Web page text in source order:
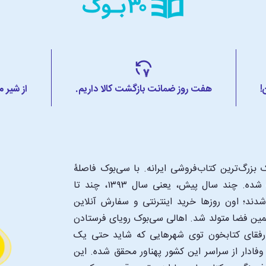
هفت روز ضمانت بازگشت کالا داریم. از
کتاب‌فروشی ایرانه. با سی‌بوک فاصلۀ
شما تا یک کتابفروشی بزرگ و پروپیمون تنها به اندازۀ یک کلیک شده. چند سال پیش، یعنی سال ۱۳۹۳، چند تا
اون‌ روزها خرید اینترنتی و سفارش آنلاین
فضا متولد شد. اهالی سی‌بوک رویای فرستادن
رفقای کتابخون توی شهرهایی که شاید حتی یک
از سراسر این کشور پهناور محقق شده. این